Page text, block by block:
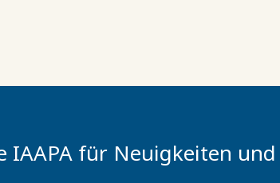
IAAPA für Neuigkeiten